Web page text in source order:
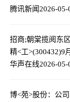
腾讯新闻2026-05-
招商;朝棠揽阅东
精<工>(300432)9
华声在线2026-05-
博<苑>股份：公